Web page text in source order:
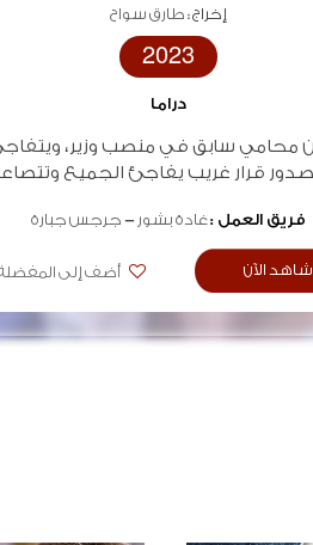
إخراج :طارق سواح
2023
دراما
محامي سابق في منصب وزير،
قرار غريب يفاجئ الجميع
فريق العمل :غادة بشور جرجس جبارة
شاهد الآن أضف إلى